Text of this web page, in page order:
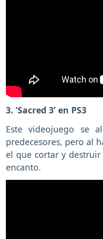
3. ‘Sacred 3’ en PS3
Este videojuego se
predecesores, pero al
el que cortar y
encanto.